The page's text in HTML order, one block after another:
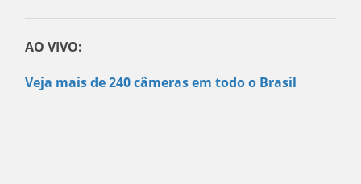
AO VIVO:
Veja mais de 240 câmeras em todo o Brasil